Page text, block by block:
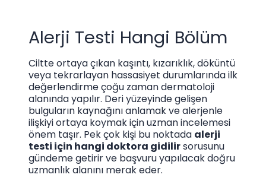
Alerji Testi Hangi Bölüm
Ciltte ortaya çıkan kaşıntı, kızarıklık, döküntü
veya tekrarlayan hassasiyet durumlarında ilk
değerlendirme çoğu zaman dermatoloji
alanında yapılır. Deri yüzeyinde gelişen
bulguların kaynağını anlamak ve alerjenle
ilişkiyi ortaya koymak için uzman incelemesi
önem taşır. Pek çok kişi bu noktada alerji
testi için hangi doktora gidilirsorusunu
gündeme getirir ve başvuru yapılacak doğru
uzmanlık alanını merak eder.